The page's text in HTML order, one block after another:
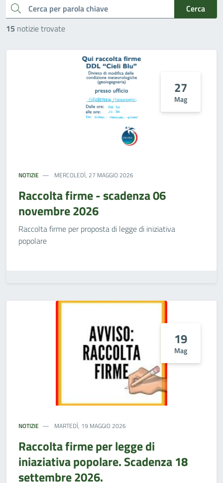
cerca
Cerca
15 notizie trovate
27
Mag
NOTIZIE MERCOLEDÌ, 27 MAGGIO 2026
Raccolta firme - scadenza 06
novembre 2026
Raccolta firme per proposta di legge di iniziativa
popolare
19
Mag
NOTIZIE MARTEDÌ, 19 MAGGIO 2026
Raccolta firme per legge di
iniaziativa popolare. Scadenza 18
settembre 2026.